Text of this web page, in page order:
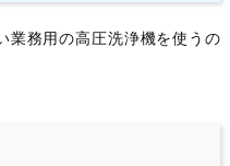
業務用の高圧洗浄機を使うの